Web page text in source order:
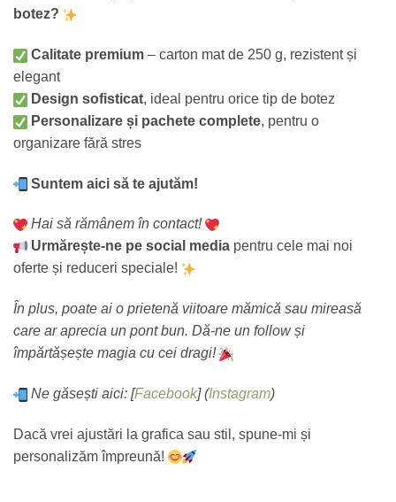
botez?
Calitate premium – carton mat de 250 g, rezistent și
elegant
Design sofisticat, ideal pentru orice tip de botez
Personalizare și pachete complete, pentru o
organizare fără stres
Suntem aici să te ajutăm!
Hai să rămânem în contact!
Urmărește-ne pe social media pentru cele mai noi
oferte și reduceri speciale!
În plus, poate ai o prietenă viitoare mămică sau mireasă
care ar aprecia un pont bun. Dă-ne un follow și
împărtășește magia cu cei dragi!
Ne găsești aici: [Facebook] (Instagram)
Dacă vrei ajustări la grafica sau stil, spune-mi și
personalizăm împreună!